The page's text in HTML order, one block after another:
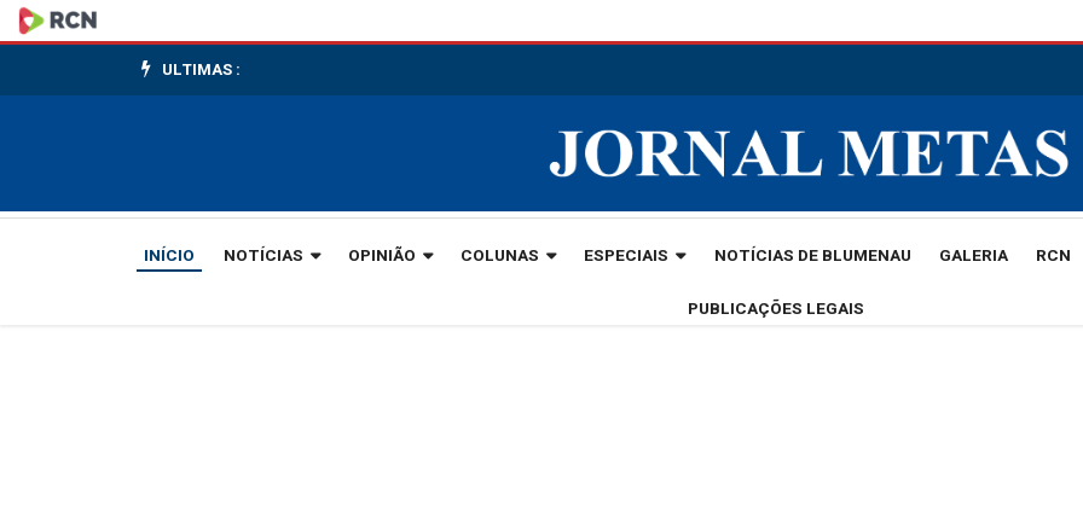
Presidente
da
agenda
ULTIMAS :
INÍCIO NOTÍCIAS OPINIÃO COLUNAS ESPECIAIS NOTÍCIAS DE BLUMENAU GALERIA RCN
PUBLICAÇÕES LEGAIS